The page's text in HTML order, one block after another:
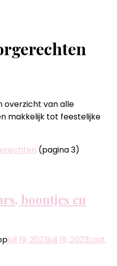
overzicht van alle
makkelijk tot feestelijke
(pagina 3)
boontjes en
juli 19, 2023juli 19, 2023Laat